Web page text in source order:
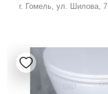
г. Гомель, ул. Шилова, 7